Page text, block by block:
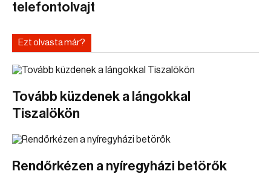
telefontolvajt
Ezt olvasta már?
Tovább küzdenek a lángokkal
Tiszalökön
Rendőrkézen a nyíregyházi betörők